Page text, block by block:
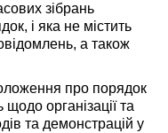
зібрань
і яка не містить
а також
про порядок
організації та
та демонстрацій у